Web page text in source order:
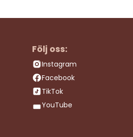
Följ oss:
Instagram
Facebook
TikTok
YouTube